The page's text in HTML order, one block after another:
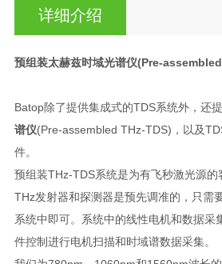
详细介绍
预组装太赫兹时域光谱仪(Pre-
Batop除了提供集成式的TDS系统外，还
谱仪(Pre-assembled THz-TDS)，以及
件。
预组装THz-TDS系统是为有飞秒激光源的
THz发射器和探测器是预先调准的，只需
系统中即可。系统中的线性电机和数据采
件控制进行电机扫描和时域谱数据采集。